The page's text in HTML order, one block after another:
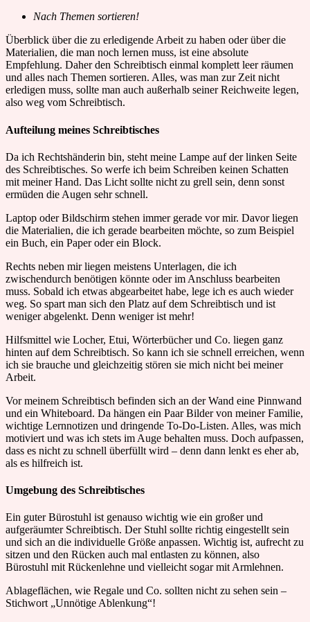
Nach Themen sortieren!
Überblick über die zu erledigende Arbeit zu haben oder über die
Materialien, die man noch lernen muss, ist eine absolute
Empfehlung. Daher den Schreibtisch einmal komplett leer räumen
und alles nach Themen sortieren. Alles, was man zur Zeit nicht
erledigen muss, sollte man auch außerhalb seiner Reichweite legen,
also weg vom Schreibtisch.
Aufteilung meines Schreibtisches
Da ich Rechtshänderin bin, steht meine Lampe auf der linken Seite
des Schreibtisches. So werfe ich beim Schreiben keinen Schatten
mit meiner Hand. Das Licht sollte nicht zu grell sein, denn sonst
ermüden die Augen sehr schnell.
Laptop oder Bildschirm stehen immer gerade vor mir. Davor liegen
die Materialien, die ich gerade bearbeiten möchte, so zum Beispiel
ein Buch, ein Paper oder ein Block.
Rechts neben mir liegen meistens Unterlagen, die ich
zwischendurch benötigen könnte oder im Anschluss bearbeiten
muss. Sobald ich etwas abgearbeitet habe, lege ich es auch wieder
weg. So spart man sich den Platz auf dem Schreibtisch und ist
weniger abgelenkt. Denn weniger ist mehr!
Hilfsmittel wie Locher, Etui, Wörterbücher und Co. liegen ganz
hinten auf dem Schreibtisch. So kann ich sie schnell erreichen, wenn
ich sie brauche und gleichzeitig stören sie mich nicht bei meiner
Arbeit.
Vor meinem Schreibtisch befinden sich an der Wand eine Pinnwand
und ein Whiteboard. Da hängen ein Paar Bilder von meiner Familie,
wichtige Lernnotizen und dringende To-Do-Listen. Alles, was mich
motiviert und was ich stets im Auge behalten muss. Doch aufpassen,
dass es nicht zu schnell überfüllt wird – denn dann lenkt es eher ab,
als es hilfreich ist.
Umgebung des Schreibtisches
Ein guter Bürostuhl ist genauso wichtig wie ein großer und
aufgeräumter Schreibtisch. Der Stuhl sollte richtig eingestellt sein
und sich an die individuelle Größe anpassen. Wichtig ist, aufrecht zu
sitzen und den Rücken auch mal entlasten zu können, also
Bürostuhl mit Rückenlehne und vielleicht sogar mit Armlehnen.
Ablageflächen, wie Regale und Co. sollten nicht zu sehen sein –
Stichwort „Unnötige Ablenkung“!